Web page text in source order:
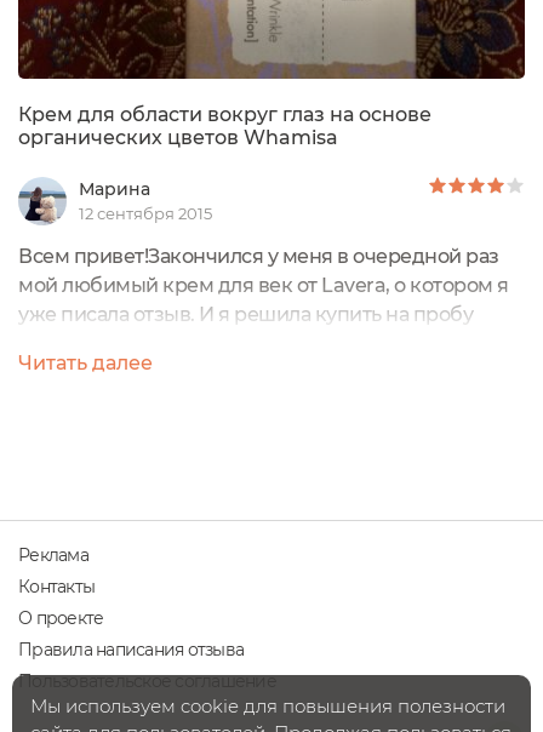
Крем для области вокруг глаз на основе
органических цветов Whamisa
Марина
12 сентября 2015
Всем привет!Закончился у меня в очередной раз
мой любимый крем для век от Lavera, о котором я
уже писала отзыв. И я решила купить на пробу
Whamisa.Крем является антивозрастным и
органической. ...
Читать далее
Реклама
Контакты
О проекте
Правила написания отзыва
Пользовательское соглашение
Мы используем cookie для повышения полезности